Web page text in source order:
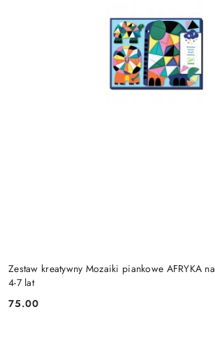
Zestaw kreatywny Mozaiki piankowe AFRYKA
4-7 lat
Cena:
75.00